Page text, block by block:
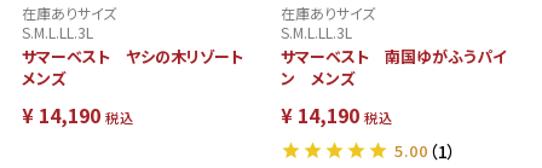
在庫ありサイズ
S.M.L.LL.3L
サマーベスト ヤシの木リゾート
メンズ
¥ 14,190 税込
在庫ありサイズ
S.M.L.LL.3L
サマーベスト 南国ゆがふうパイ
ン メンズ
¥ 14,190 税込
5.00 （1）